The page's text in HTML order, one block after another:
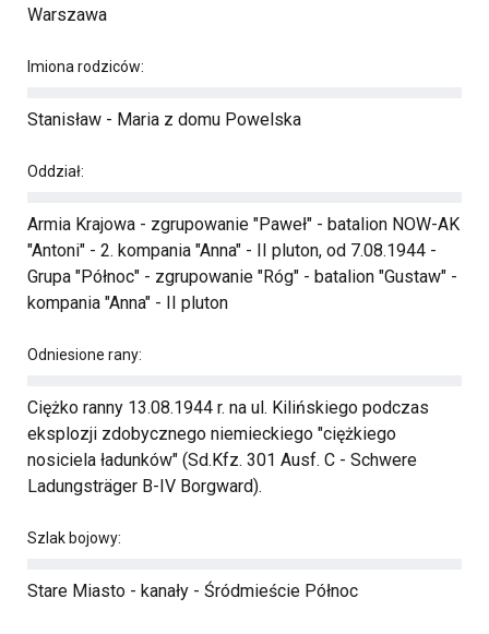
Warszawa
Imiona rodziców:
Stanisław - Maria z domu Powelska
Oddział:
Armia Krajowa - zgrupowanie "Paweł" - batalion NOW-AK
"Antoni" - 2. kompania "Anna" - II pluton, od 7.08.1944 -
Grupa "Północ" - zgrupowanie "Róg" - batalion "Gustaw" -
kompania "Anna" - II pluton
Odniesione rany:
Ciężko ranny 13.08.1944 r. na ul. Kilińskiego podczas
eksplozji zdobycznego niemieckiego "ciężkiego
nosiciela ładunków" (Sd.Kfz. 301 Ausf. C - Schwere
Ladungsträger B-IV Borgward).
Szlak bojowy:
Stare Miasto - kanały - Śródmieście Północ